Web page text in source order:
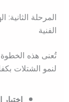
المرحلة الثانية:
الفنية
تُعنى هذه الخطوة
لنمو الشتلات